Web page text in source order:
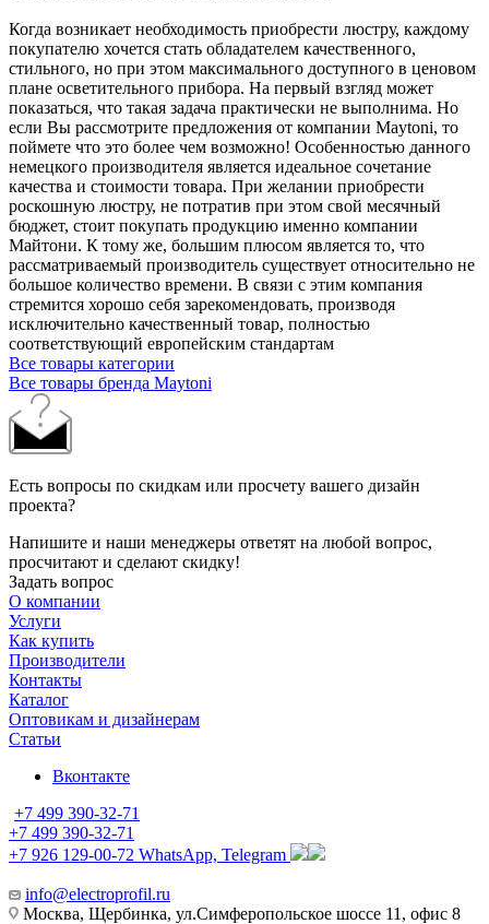
Когда возникает необходимость приобрести люстру, каждому
покупателю хочется стать обладателем качественного,
стильного, но при этом максимального доступного в ценовом
плане осветительного прибора. На первый взгляд может
показаться, что такая задача практически не выполнима. Но
если Вы рассмотрите предложения от компании Maytoni, то
поймете что это более чем возможно! Особенностью данного
немецкого производителя является идеальное сочетание
качества и стоимости товара. При желании приобрести
роскошную люстру, не потратив при этом свой месячный
бюджет, стоит покупать продукцию именно компании
Майтони. К тому же, большим плюсом является то, что
рассматриваемый производитель существует относительно не
большое количество времени. В связи с этим компания
стремится хорошо себя зарекомендовать, производя
исключительно качественный товар, полностью
соответствующий европейским стандартам
Все товары категории
Все товары бренда Maytoni
Есть вопросы по скидкам или просчету вашего дизайн
проекта?
Напишите и наши менеджеры ответят на любой вопрос,
просчитают и сделают скидку!
Задать вопрос
О компании
Услуги
Как купить
Производители
Контакты
Каталог
Оптовикам и дизайнерам
Статьи
Вконтакте
+7 499 390-32-71
+7 499 390-32-71
+7 926 129-00-72 WhatsApp, Telegram
info@electroprofil.ru
Москва, Щербинка, ул.Симферопольское шоссе 11, офис 8